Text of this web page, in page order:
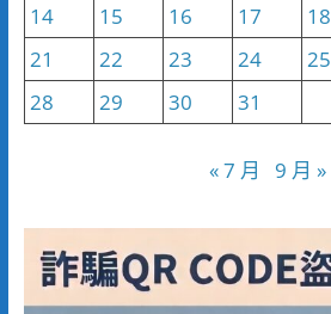
14
15 16 17 18
21
22 23 24 25
28
29 30 31
« 7 月 9 月 »